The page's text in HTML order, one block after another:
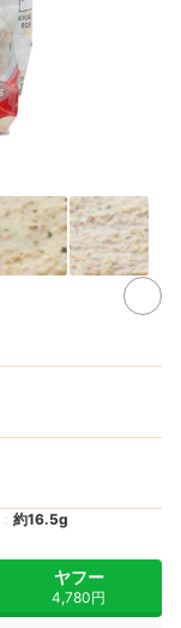
約16.5g
ヤフー
4,780円